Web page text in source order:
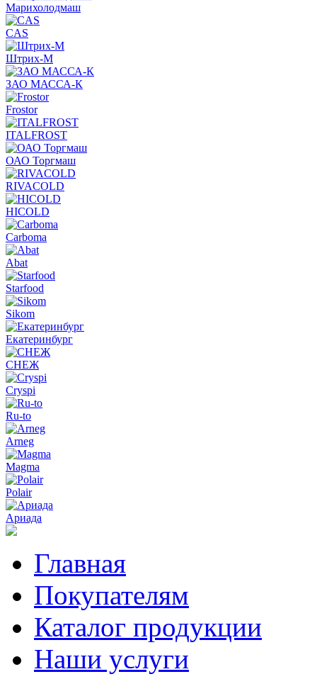
Марихолодмаш
CAS
Штрих-М
ЗАО МАССА-К
Frostor
ITALFROST
ОАО Торгмаш
RIVACOLD
HICOLD
Carboma
Abat
Starfood
Sikom
Екатеринбург
СНЕЖ
Cryspi
Ru-to
Arneg
Magma
Polair
Ариада
Главная
Покупателям
Каталог продукции
Наши услуги